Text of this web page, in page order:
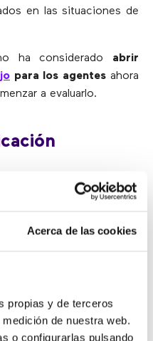
Acerca de las cookies
propias y de terceros
de nuestra web.
o configurarlas pulsando
en las situaciones de
ha considerado abrir
para los agentesahora
a evaluarlo.
que
la implementación
a los empleados a
ver el valor que
esto agrega un nivel
que realmente puede
nivel.